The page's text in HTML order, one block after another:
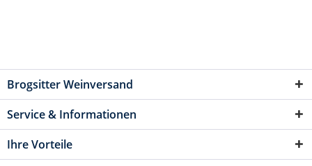
Brogsitter Weinversand
Service & Informationen
Ihre Vorteile